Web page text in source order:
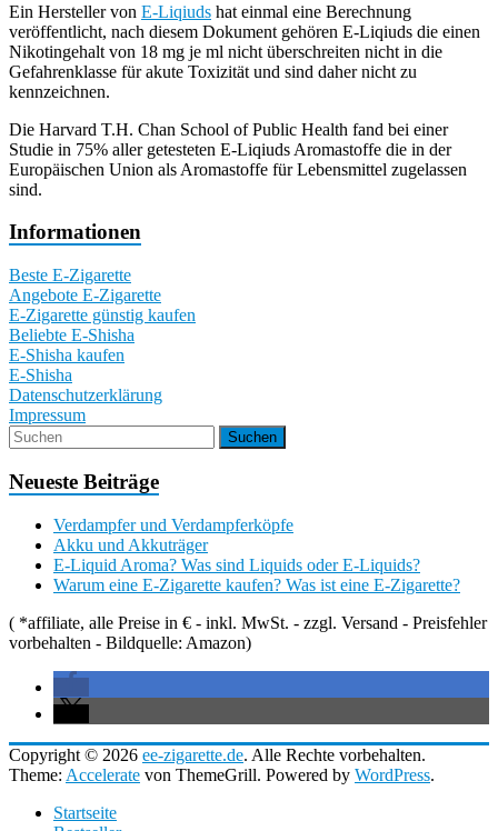
Ein Hersteller von E-Liqiuds hat einmal eine Berechnung
veröffentlicht, nach diesem Dokument gehören E-Liqiuds die einen
Nikotingehalt von 18 mg je ml nicht überschreiten nicht in die
Gefahrenklasse für akute Toxizität und sind daher nicht zu
kennzeichnen.
Die Harvard T.H. Chan School of Public Health fand bei einer
Studie in 75% aller getesteten E-Liqiuds Aromastoffe die in der
Europäischen Union als Aromastoffe für Lebensmittel zugelassen
sind.
Informationen
Beste E-Zigarette
Angebote E-Zigarette
E-Zigarette günstig kaufen
Beliebte E-Shisha
E-Shisha kaufen
E-Shisha
Datenschutzerklärung
Impressum
Neueste Beiträge
Verdampfer und Verdampferköpfe
Akku und Akkuträger
E-Liquid Aroma? Was sind Liquids oder E-Liquids?
Warum eine E-Zigarette kaufen? Was ist eine E-Zigarette?
( *affiliate, alle Preise in € - inkl. MwSt. - zzgl. Versand - Preisfehler
vorbehalten - Bildquelle: Amazon)
Copyright © 2026 ee-zigarette.de. Alle Rechte vorbehalten.
Theme: Accelerate von ThemeGrill. Powered by WordPress.
Startseite